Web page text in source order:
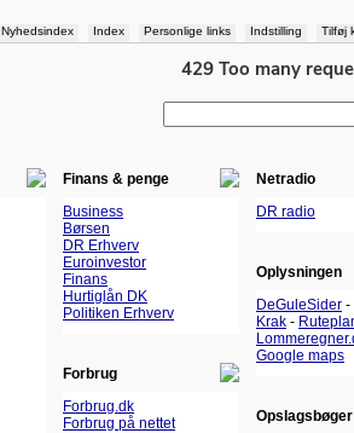
Nyhedsindex Index Personlige links Indstilling Tilføj
Finans & penge
Business
Børsen
DR Erhverv
Euroinvestor
Finans
Hurtiglån DK
Politiken Erhverv
Forbrug
Forbrug.dk
Forbrug på nettet
Netradio
DR radio
Oplysningen
DeGuleSider -
Krak -
Google maps
Opslagsbøger